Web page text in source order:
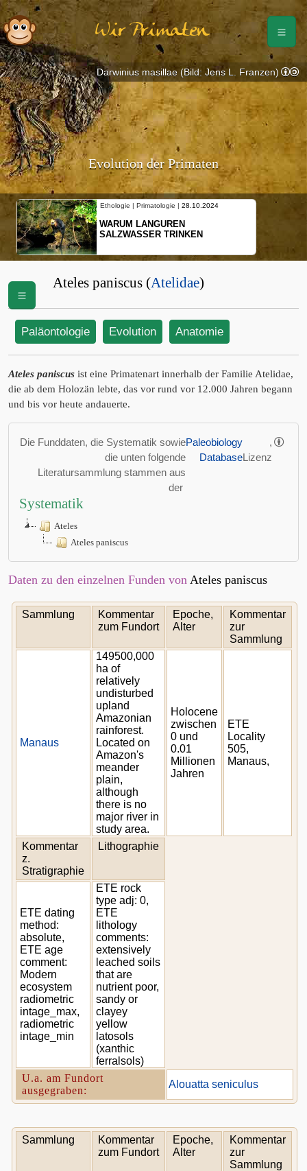
Wir Primaten
Evolution der Primaten
Ethologie | Primatologie | 28.10.2024
WARUM LANGUREN
SALZWASSER TRINKEN
Darwinius masillae (Bild: Jens L. Franzen)
Ateles paniscus (Atelidae)
Paläontologie Evolution Anatomie
Ateles paniscus ist eine Primatenart innerhalb der Familie Atelidae,
die ab dem Holozän lebte, das vor rund vor 12.000 Jahren begann
und bis vor heute andauerte.
Die Funddaten, die Systematik sowie
die unten folgende
Literatursammlung stammen aus
der
Paleobiology
Database
,
Lizenz
Systematik
Ateles
Ateles paniscus
Daten zu den einzelnen Funden von Ateles paniscus
Sammlung
Kommentar
zum Fundort
Epoche,
Alter
Kommentar
zur
Sammlung
Manaus
149500,000
ha of
relatively
undisturbed
upland
Amazonian
rainforest.
Located on
Amazon's
meander
plain,
although
there is no
major river in
study area.
Holocene
zwischen
0 und
0.01
Millionen
Jahren
ETE
Locality
505,
Manaus,
Kommentar
z.
Stratigraphie
Lithographie
ETE dating
method:
absolute,
ETE age
comment:
Modern
ecosystem
radiometric
intage_max,
radiometric
intage_min
ETE rock
type adj: 0,
ETE
lithology
comments:
extensively
leached soils
that are
nutrient poor,
sandy or
clayey
yellow
latosols
(xanthic
ferralsols)
U.a. am Fundort
ausgegraben:
Alouatta seniculus
Sammlung
Kommentar
zum Fundort
Epoche,
Alter
Kommentar
zur
Sammlung